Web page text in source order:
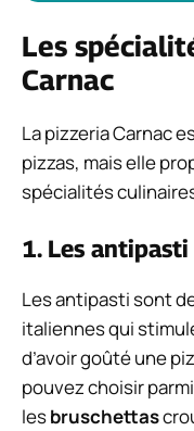
Les
Carnac
La pizzeria Carnac
pizzas, mais elle
spécialités
1. Les antipasti
Les antipasti sont
italiennes qui
d’avoir goûté une
pouvez choisir
lesbruschettas